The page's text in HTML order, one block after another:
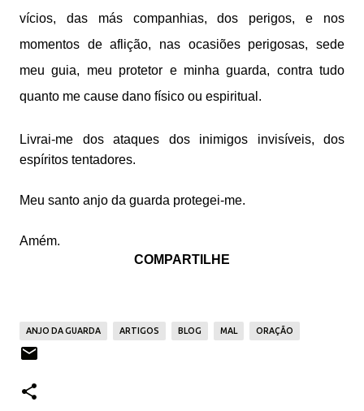
vícios, das más companhias, dos perigos, e nos
momentos de aflição, nas ocasiões perigosas, sede
meu guia, meu protetor e minha guarda, contra tudo
quanto me cause dano físico ou espiritual.
Livrai-me dos ataques dos inimigos invisíveis, dos
espíritos tentadores.
Meu santo anjo da guarda protegei-me.
Amém.
COMPARTILHE
ANJO DA GUARDA ARTIGOS BLOG MAL ORAÇÃO